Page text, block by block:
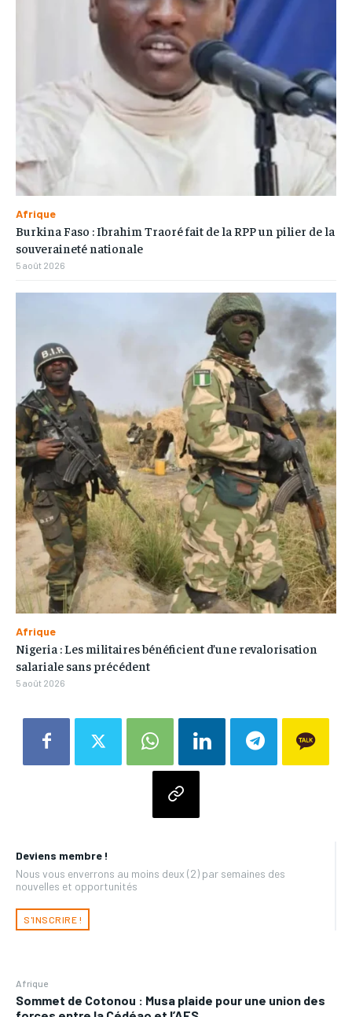
Deviens membre !
Nous vous enverrons au moins deux (2) par semaines des
nouvelles et opportunités
S'INSCRIRE !
Afrique
Sommet de Cotonou : Musa plaide pour une union des
Afrique
Burkina Faso : Ibrahim Traoré fait de la RPP un pilier de la
souveraineté nationale
5 août 2026
Afrique
Nigeria : Les militaires bénéficient d’une revalorisation
salariale sans précédent
5 août 2026